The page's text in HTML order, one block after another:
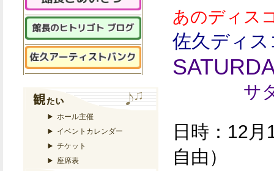
ホール主催
イベントカレンダー
チケット
座席表
あのディス
佐久ディス
サタデ
日時：12
自由）